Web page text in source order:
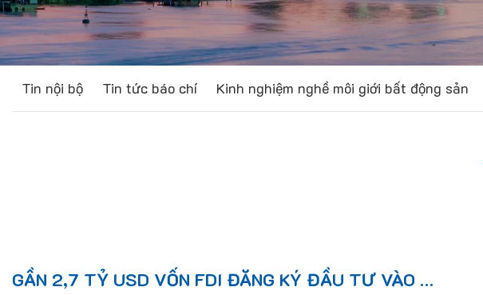
Tin nội bộ Tin tức báo chí Kinh nghiệm nghề môi giới bất động sản
GẦN 2,7 TỶ USD VỐN FDI ĐĂNG KÝ ĐẦU TƯ VÀO …